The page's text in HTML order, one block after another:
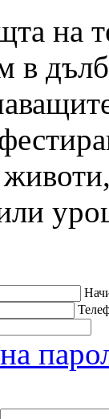
на
в